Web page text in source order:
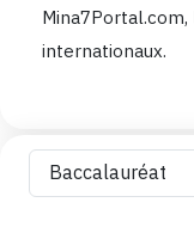
internationaux.